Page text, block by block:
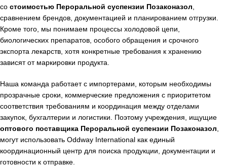
со стоимостью Пероральной суспензии Позаконазол
сравнением брендов, документацией и планированием отгрузки.
Кроме того, мы понимаем процессы холодовой цепи,
биологических препаратов, особого обращения и срочного
экспорта лекарств, хотя конкретные требования к хранению
зависят от маркировки продукта.
Наша команда работает с импортерами, которым необходимы
прозрачные сроки, коммерческие предложения с приоритетом
соответствия требованиям и координация между отделами
закупок, бухгалтерии и логистики. Поэтому учреждения, ищущие
оптового поставщика Пероральной суспензии Позаконазол
могут использовать Oddway International как единый
координационный центр для поиска продукции, документации и
готовности к отправке.